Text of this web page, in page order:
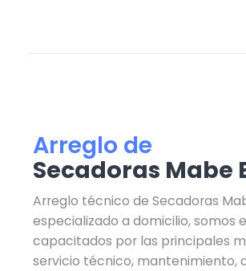
Arreglo de
Secadoras Mabe
Arreglo técnico de Secadoras
especializado a domicilio, somos
capacitados por las principales
servicio técnico, mantenimiento,